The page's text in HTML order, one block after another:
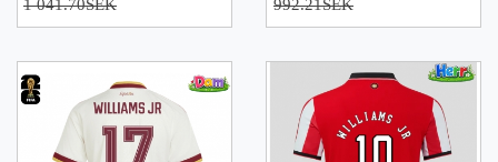
1 041.70SEK 992.21SEK